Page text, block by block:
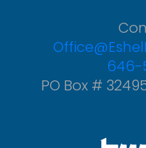
646-
PO Box #